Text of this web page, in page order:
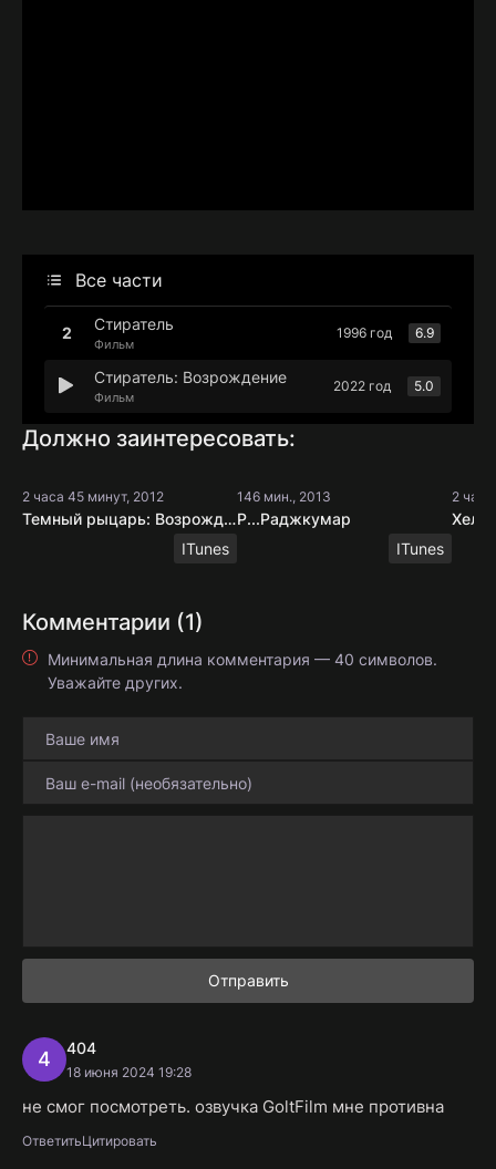
Все части
Стиратель: Возрождение
Фильм
2022 год 5.0
Стиратель
Фильм
1996 год 6.9
Должно заинтересовать:
2 часа 45 минут, 2012
Темный рыцарь: Возрождение легенды (2012)
ITunes
146 мин., 2013
Р...Раджкумар
ITunes
2
Комментарии (1)
Минимальная длина комментария — 40 символов.
Уважайте других.
Отправить
4 404
18 июня 2024 19:28
не смог посмотреть. озвучка GoltFilm мне противна
ОтветитьЦитировать